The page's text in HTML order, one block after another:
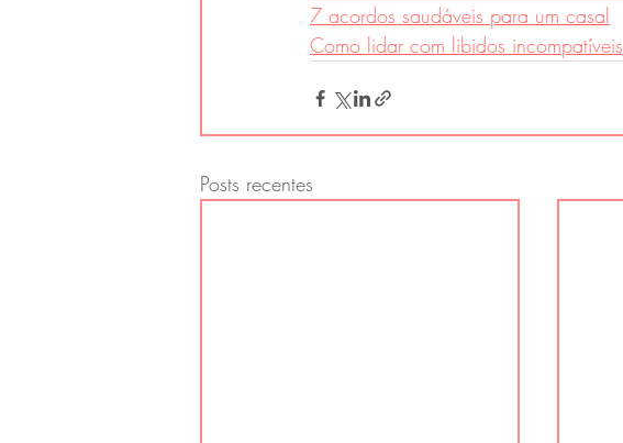
7 acordos saudáveis para um casal
Como lidar com libidos incompatíveis
Posts recentes